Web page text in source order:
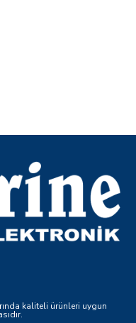
kaliteli ürünleri uygun